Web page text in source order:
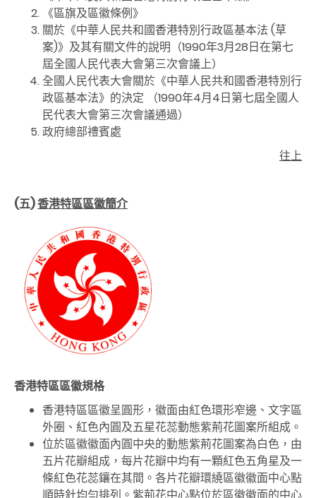
《區旗及區徽條例》
關於《中華人民共和國香港特別行政區基本法 (草
案)》及其有關文件的說明（1990年3月28日在第七
屆全國人民代表大會第三次會議上）
全國人民代表大會關於《中華人民共和國香港特別行
政區基本法》的決定 （1990年4月4日第七屆全國人
民代表大會第三次會議通過）
政府總部禮賓處
往上
(五)香港特區區徽簡介
香港特區區徽規格
香港特區區徽呈圓形，徽面由紅色環形窄邊、文字區
外圈、紅色內圓及五星花蕊動態紫荊花圖案所組成。
位於區徽徽面內圓中央的動態紫荊花圖案為白色，由
五片花瓣組成，每片花瓣中均有一顆紅色五角星及一
條紅色花蕊鑲在其間。各片花瓣環繞區徽徽面中心點